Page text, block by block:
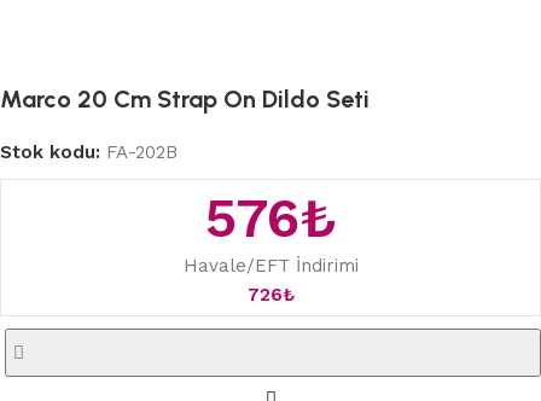
Marco 20 Cm Strap On Dildo Seti
Stok kodu: FA-202B
576₺
Havale/EFT İndirimi
726₺